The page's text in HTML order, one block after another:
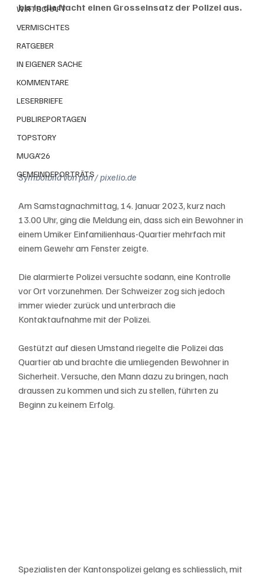
WIRTSCHAFT
VERMISCHTES
RATGEBER
IN EIGENER SACHE
KOMMENTARE
LESERBRIEFE
PUBLIREPORTAGEN
TOPSTORY
MUGA'26
GEMEINDEPORTRÄTS
bis in die Nacht einen Grosseinsatz der Polizei aus.
Symbolbild von pan / pixelio.de
Am Samstagnachmittag, 14. Januar 2023, kurz nach
13.00 Uhr, ging die Meldung ein, dass sich ein Bewohner in
einem Umiker Einfamilienhaus-Quartier mehrfach mit
einem Gewehr am Fenster zeigte.
Die alarmierte Polizei versuchte sodann, eine Kontrolle
vor Ort vorzunehmen. Der Schweizer zog sich jedoch
immer wieder zurück und unterbrach die
Kontaktaufnahme mit der Polizei.
Gestützt auf diesen Umstand riegelte die Polizei das
Quartier ab und brachte die umliegenden Bewohner in
Sicherheit. Versuche, den Mann dazu zu bringen, nach
draussen zu kommen und sich zu stellen, führten zu
Beginn zu keinem Erfolg.
Spezialisten der Kantonspolizei gelang es schliesslich, mit